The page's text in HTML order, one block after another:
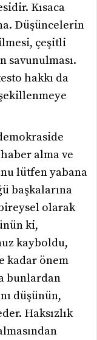
Kısaca
Düşüncelerin
çeşitli
savunulması.
hakkı da
alma ve
lütfen yabana
başkalarına
bireysel olarak
ki,
kayboldu,
kadar önem
bunlardan
düşünün,
Haksızlık